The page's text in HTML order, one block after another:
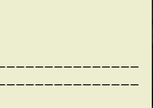
ーーーーーーーーーーーーーー
ーーーーーーーーーーーーーー